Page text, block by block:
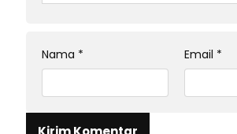
Nama * Email *